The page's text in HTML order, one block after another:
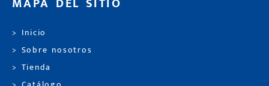
> Inicio
> Sobre nosotros
> Tienda